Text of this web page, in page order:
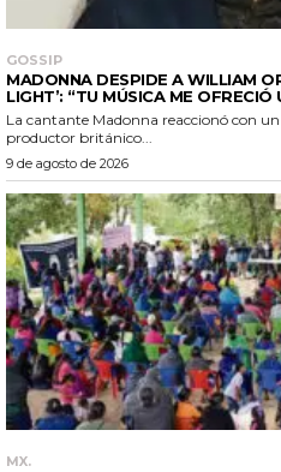
GOSSIP
MADONNA DESPIDE A WILLIAM
LIGHT’: “TU MÚSICA ME
La cantante Madonna reaccionó con
productor británico...
9 de agosto de 2026
MX.